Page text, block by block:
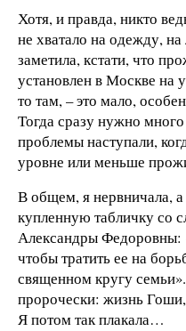
Хотя, и правда, никто
не хватало на одежду, на
заметила, кстати, что
установлен в Москве на
то там, – это мало,
Тогда сразу нужно
проблемы наступали,
уровне или меньше
В общем, я нервничала,
купленную табличку со
Александры Федоровны:
чтобы тратить ее на
священном кругу
пророчески: жизнь Гоши,
Я потом так плакала…